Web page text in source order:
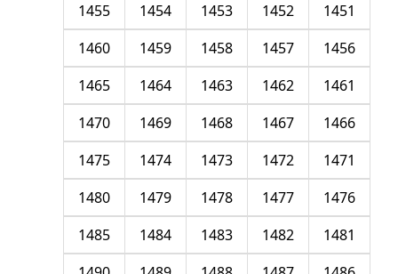
1451
1452
1453
1454
1455
1456
1457
1458
1459
1460
1461
1462
1463
1464
1465
1466
1467
1468
1469
1470
1471
1472
1473
1474
1475
1476
1477
1478
1479
1480
1481
1482
1483
1484
1485